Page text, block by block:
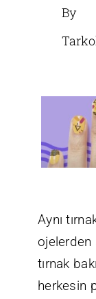
By
Aynı
ojelerden
tırnak
herkesin